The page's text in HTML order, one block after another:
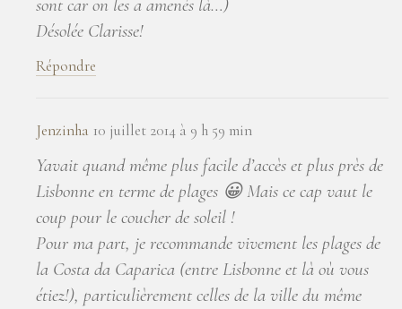
sont car on les a amenés là…)
Désolée Clarisse!
Répondre
Jenzinha 10 juillet 2014 à 9 h 59 min
Yavait quand même plus facile d’accès et plus près de
Lisbonne en terme de plages 😀 Mais ce cap vaut le
coup pour le coucher de soleil !
Pour ma part, je recommande vivement les plages de
la Costa da Caparica (entre Lisbonne et là où vous
étiez!), particulièrement celles de la ville du même